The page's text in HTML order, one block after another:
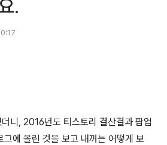
.
니, 2016년도 티스토리 결산결과 팝업
에 올린 것을 보고 내꺼는 어떻게 보